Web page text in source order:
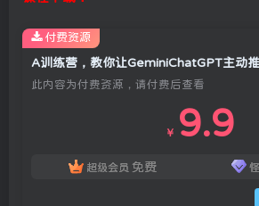
此内容为付费资源，请付费后查看
￥ 9.9
超级会员 免费
付费资源